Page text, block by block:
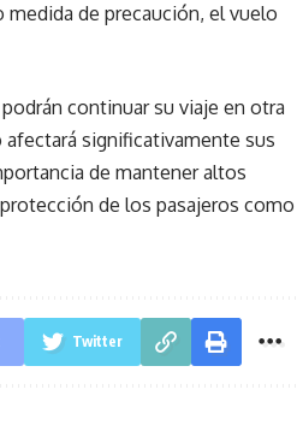
de precaución, el vuelo
continuar su viaje en otra
afectará significativamente sus
de mantener altos
de los pasajeros como
Twitter